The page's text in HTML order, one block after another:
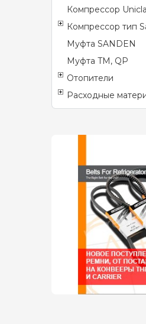
Компрессор Unicla
Компрессор тип
Муфта SANDEN
Муфта TM, QP
Отопители
Расходные